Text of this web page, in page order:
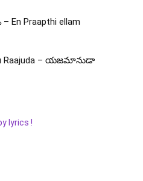
Praapthi ellam
Raajuda – యజమానుడా
lyrics !